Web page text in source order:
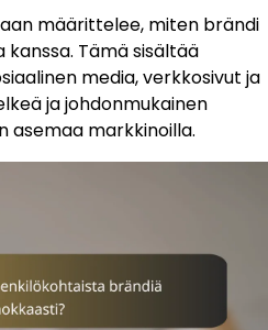
määrittelee, miten brändi
kanssa. Tämä sisältää
media, verkkosivut ja
ja johdonmukainen
asemaa markkinoilla.